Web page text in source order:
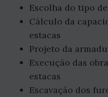
Escolha do tipo
Cálculo da
estacas
Projeto da
Execução das
estacas
Escavação dos